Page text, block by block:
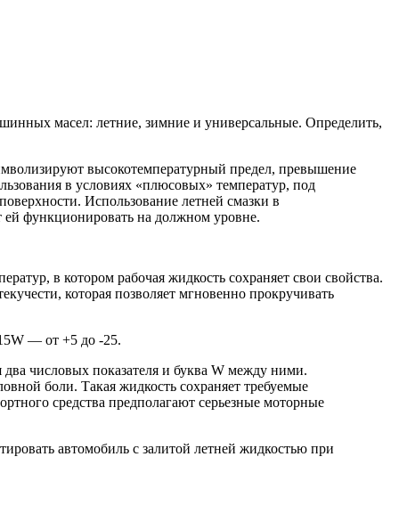
масел: летние, зимние и универсальные. Определить,
высокотемпературный предел, превышение
в условиях «плюсовых» температур, под
Использование летней смазки в
ей функционировать на должном уровне.
в котором рабочая жидкость сохраняет свои свойства.
которая позволяет мгновенно прокручивать
— от +5 до -25.
числовых показателя и буква W между ними.
боли. Такая жидкость сохраняет требуемые
средства предполагают серьезные моторные
автомобиль с залитой летней жидкостью при